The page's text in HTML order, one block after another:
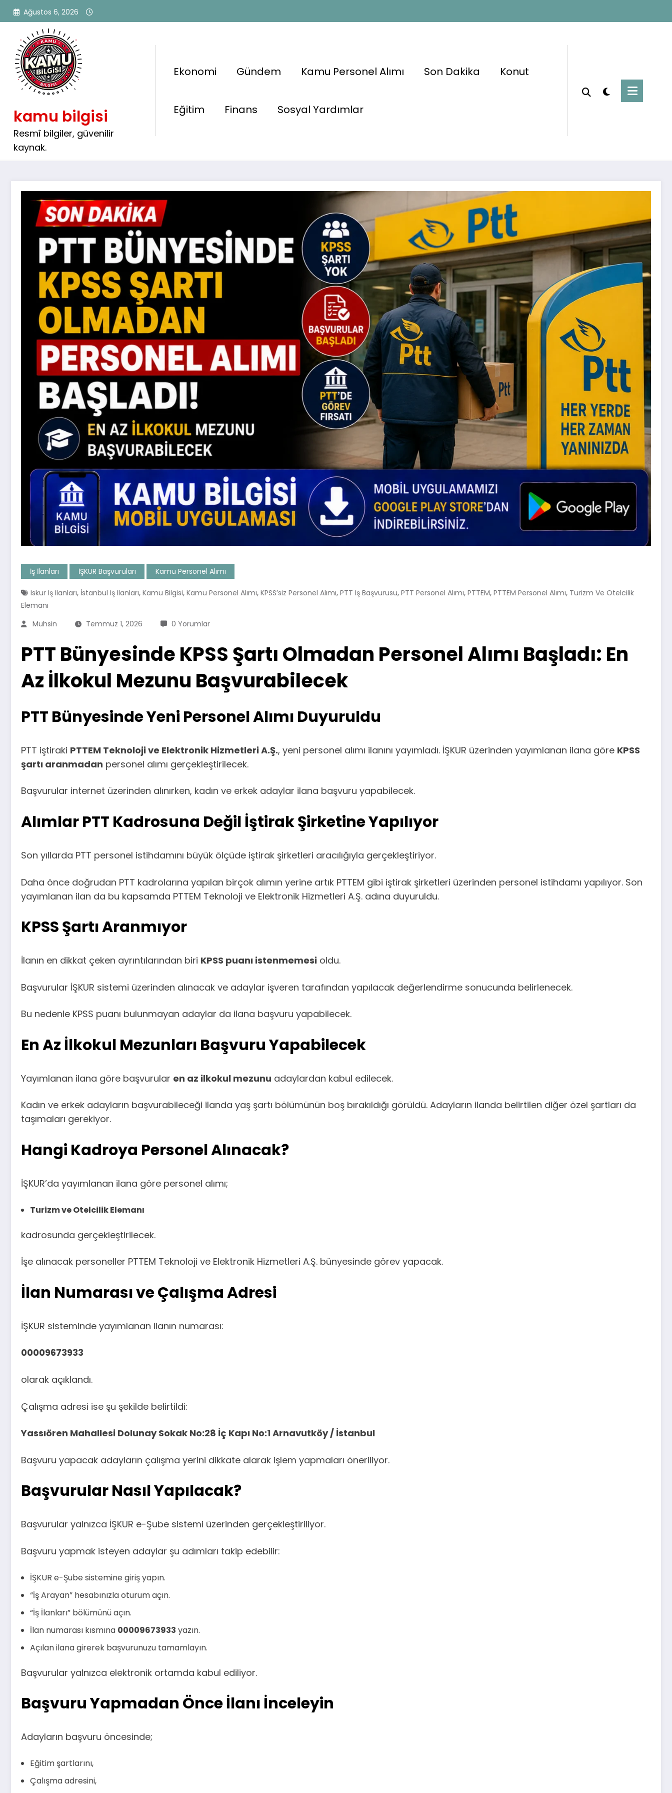
İçeriğe
atla
Ağustos 6, 2026
kamu bilgisi
Resmî bilgiler, güvenilir
kaynak.
Ekonomi Gündem Kamu Personel Alımı Son Dakika Konut
Eğitim Finans Sosyal Yardımlar
PTT Bünyesinde KPSS Şartı Olmadan
Personel Alımı Başladı: En Az İlkokul
Mezunu Başvurabilecek
Kamu Personel Alımı
İş İlanları İŞKUR Başvuruları Kamu Personel Alımı
Iskur Iş Ilanları, İstanbul Iş Ilanları, Kamu Bilgisi, Kamu Personel Alımı, KPSS’siz Personel Alımı, PTT Iş Başvurusu, PTT Personel Alımı, PTTEM, PTTEM Personel Alımı, Turizm Ve Otelcilik
Elemanı
Muhsin
Temmuz 1, 2026 0 Yorumlar
PTT Bünyesinde KPSS Şartı Olmadan Personel Alımı Başladı: En
Az İlkokul Mezunu Başvurabilecek
PTT Bünyesinde Yeni Personel Alımı Duyuruldu
PTT iştiraki PTTEM Teknoloji ve Elektronik Hizmetleri A.Ş., yeni personel alımı ilanını yayımladı. İŞKUR üzerinden yayımlanan ilana göre KPSS
şartı aranmadan personel alımı gerçekleştirilecek.
Başvurular internet üzerinden alınırken, kadın ve erkek adaylar ilana başvuru yapabilecek.
Alımlar PTT Kadrosuna Değil İştirak Şirketine Yapılıyor
Son yıllarda PTT personel istihdamını büyük ölçüde iştirak şirketleri aracılığıyla gerçekleştiriyor.
Daha önce doğrudan PTT kadrolarına yapılan birçok alımın yerine artık PTTEM gibi iştirak şirketleri üzerinden personel istihdamı yapılıyor. Son
yayımlanan ilan da bu kapsamda PTTEM Teknoloji ve Elektronik Hizmetleri A.Ş. adına duyuruldu.
KPSS Şartı Aranmıyor
İlanın en dikkat çeken ayrıntılarından biri KPSS puanı istenmemesi oldu.
Başvurular İŞKUR sistemi üzerinden alınacak ve adaylar işveren tarafından yapılacak değerlendirme sonucunda belirlenecek.
Bu nedenle KPSS puanı bulunmayan adaylar da ilana başvuru yapabilecek.
En Az İlkokul Mezunları Başvuru Yapabilecek
Yayımlanan ilana göre başvurular en az ilkokul mezunu adaylardan kabul edilecek.
Kadın ve erkek adayların başvurabileceği ilanda yaş şartı bölümünün boş bırakıldığı görüldü. Adayların ilanda belirtilen diğer özel şartları da
taşımaları gerekiyor.
Hangi Kadroya Personel Alınacak?
İŞKUR’da yayımlanan ilana göre personel alımı;
Turizm ve Otelcilik Elemanı
kadrosunda gerçekleştirilecek.
İşe alınacak personeller PTTEM Teknoloji ve Elektronik Hizmetleri A.Ş. bünyesinde görev yapacak.
İlan Numarası ve Çalışma Adresi
İŞKUR sisteminde yayımlanan ilanın numarası:
00009673933
olarak açıklandı.
Çalışma adresi ise şu şekilde belirtildi:
Yassıören Mahallesi Dolunay Sokak No:28 İç Kapı No:1 Arnavutköy / İstanbul
Başvuru yapacak adayların çalışma yerini dikkate alarak işlem yapmaları öneriliyor.
Başvurular Nasıl Yapılacak?
Başvurular yalnızca İŞKUR e-Şube sistemi üzerinden gerçekleştiriliyor.
Başvuru yapmak isteyen adaylar şu adımları takip edebilir:
İŞKUR e-Şube sistemine giriş yapın.
“İş Arayan” hesabınızla oturum açın.
“İş İlanları” bölümünü açın.
İlan numarası kısmına 00009673933 yazın.
Açılan ilana girerek başvurunuzu tamamlayın.
Başvurular yalnızca elektronik ortamda kabul ediliyor.
Başvuru Yapmadan Önce İlanı İnceleyin
Adayların başvuru öncesinde;
Eğitim şartlarını,
Çalışma adresini,